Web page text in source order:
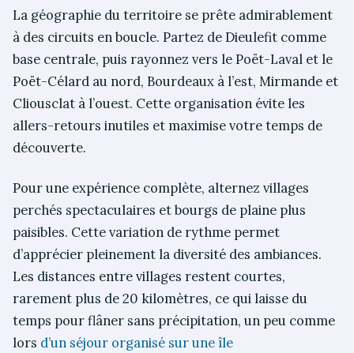
La géographie du territoire se prête admirablement
à des circuits en boucle. Partez de Dieulefit comme
base centrale, puis rayonnez vers le Poët-Laval et le
Poët-Célard au nord, Bourdeaux à l’est, Mirmande et
Cliousclat à l’ouest. Cette organisation évite les
allers-retours inutiles et maximise votre temps de
découverte.
Pour une expérience complète, alternez villages
perchés spectaculaires et bourgs de plaine plus
paisibles. Cette variation de rythme permet
d’apprécier pleinement la diversité des ambiances.
Les distances entre villages restent courtes,
rarement plus de 20 kilomètres, ce qui laisse du
temps pour flâner sans précipitation, un peu comme
lors d’un séjour organisé sur une île